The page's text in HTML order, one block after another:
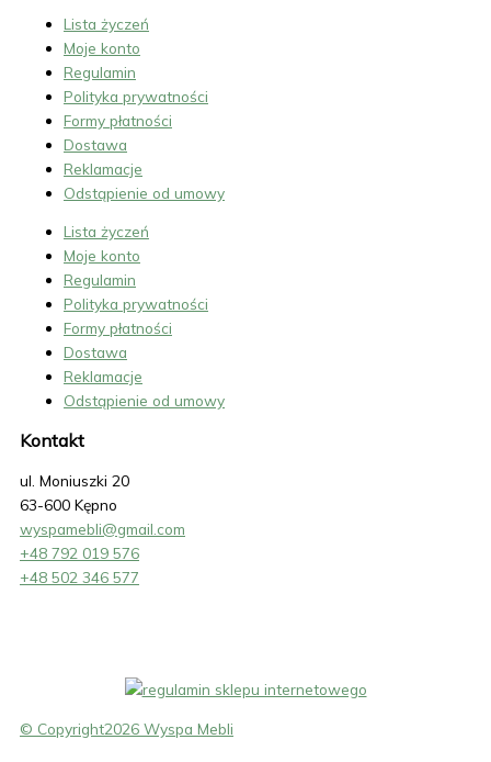
Lista życzeń
Moje konto
Regulamin
Polityka prywatności
Formy płatności
Dostawa
Reklamacje
Odstąpienie od umowy
Lista życzeń
Moje konto
Regulamin
Polityka prywatności
Formy płatności
Dostawa
Reklamacje
Odstąpienie od umowy
Kontakt
ul. Moniuszki 20
63-600 Kępno
wyspamebli@gmail.com
+48 792 019 576
+48 502 346 577
© Copyright2026 Wyspa Mebli